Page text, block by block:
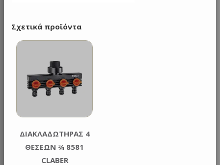
Σχετικά προϊόντα
ΔΙΑΚΛΑΔΩΤΗΡΑΣ 4
ΘΕΣΕΩΝ ¾ 8581
CLABER